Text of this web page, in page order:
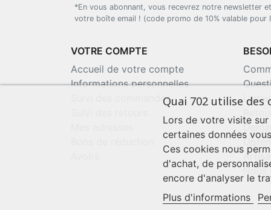
*En vous abonnant, vous recevrez notre newsletter
votre boîte email ! (code promo de 10% valable pour
VOTRE COMPTE
Accueil de votre compte
Informations personnelles
Suivi des commandes
Nous
Quai 702 utilise des
Lors de votre visite
certaines données
Ces cookies nous
d'achat, de
encore d'analyser le
Plus d'informations